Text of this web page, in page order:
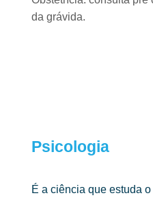
da grávida.
Psicologia ​
É a ciência que estuda